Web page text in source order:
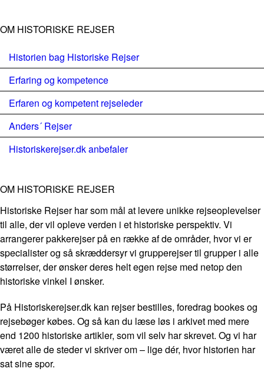
OM HISTORISKE REJSER
Historien bag Historiske Rejser
Erfaring og kompetence
Erfaren og kompetent rejseleder
Anders´ Rejser
Historiskerejser.dk anbefaler
OM HISTORISKE REJSER
Historiske Rejser har som mål at levere unikke rejseoplevelser
til alle, der vil opleve verden i et historiske perspektiv. Vi
arrangerer pakkerejser på en række af de områder, hvor vi er
specialister og så skræddersyr vi grupperejser til grupper i alle
størrelser, der ønsker deres helt egen rejse med netop den
historiske vinkel I ønsker.
På Historiskerejser.dk kan rejser bestilles, foredrag bookes og
rejsebøger købes. Og så kan du læse løs i arkivet med mere
end 1200 historiske artikler, som vil selv har skrevet. Og vi har
været alle de steder vi skriver om – lige dér, hvor historien har
sat sine spor.